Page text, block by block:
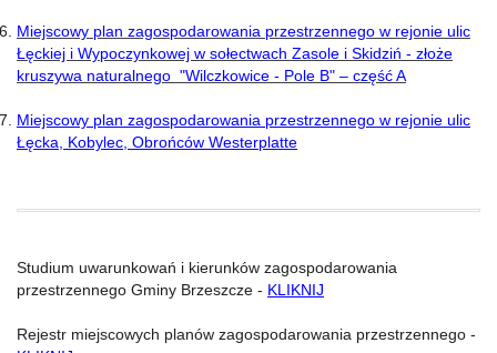
Miejscowy plan zagospodarowania przestrzennego w rejonie ulic
Łęckiej i Wypoczynkowej w sołectwach Zasole i Skidziń - złoże
kruszywa naturalnego "Wilczkowice - Pole B" – część A
Miejscowy plan zagospodarowania przestrzennego w rejonie ulic
Łęcka, Kobylec, Obrońców Westerplatte
Studium uwarunkowań i kierunków zagospodarowania
przestrzennego Gminy Brzeszcze - KLIKNIJ
Rejestr miejscowych planów zagospodarowania przestrzennego -